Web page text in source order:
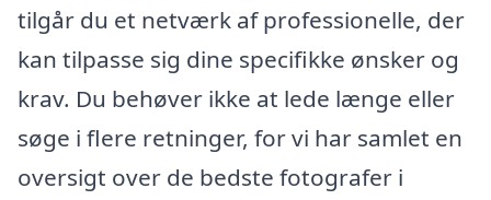
tilgår du et netværk af professionelle, der
kan tilpasse sig dine specifikke ønsker og
krav. Du behøver ikke at lede længe eller
søge i flere retninger, for vi har samlet en
oversigt over de bedste fotografer i